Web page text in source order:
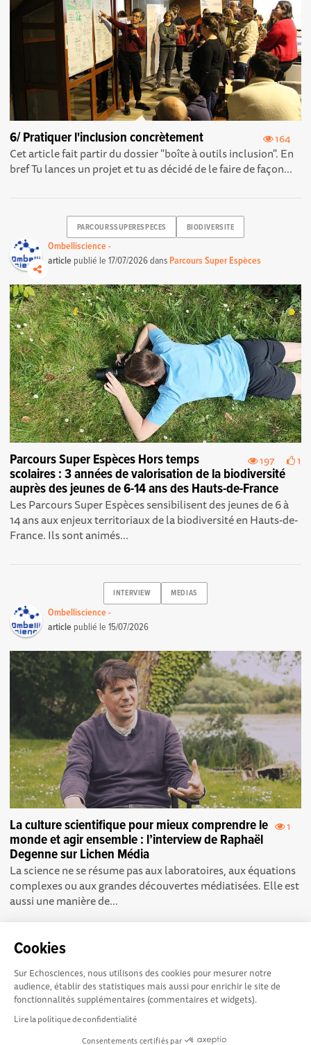
Cookies
Sur Echosciences, nous utilisons des cookies pour mesurer notre
audience, établir des statistiques mais aussi pour enrichir le site de
fonctionnalités supplémentaires (commentaires et widgets).
Lire la politique de confidentialité
Consentements certifiés par
164
6/ Pratiquer l'inclusion concrètement
Cet article fait partir du dossier "boîte à outils inclusion". En
bref Tu lances un projet et tu as décidé de le faire de façon...
PARCOURSSUPERESPECES BIODIVERSITE
Ombelliscience -
article publié le17/07/2026dans Parcours Super Espèces
197 1
Parcours Super Espèces Hors temps
scolaires : 3 années de valorisation de la biodiversité
auprès des jeunes de 6-14 ans des Hauts-de-France
Les Parcours Super Espèces sensibilisent des jeunes de 6 à
14 ans aux enjeux territoriaux de la biodiversité en Hauts-de-
France. Ils sont animés...
INTERVIEW MEDIAS
Ombelliscience -
article publié le15/07/2026
1
La culture scientifique pour mieux comprendre le
monde et agir ensemble : l’interview de Raphaël
Degenne sur Lichen Média
La science ne se résume pas aux laboratoires, aux équations
complexes ou aux grandes découvertes médiatisées. Elle est
aussi une manière de...
NOS PARTENAIRES